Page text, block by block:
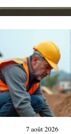
7 août 2026